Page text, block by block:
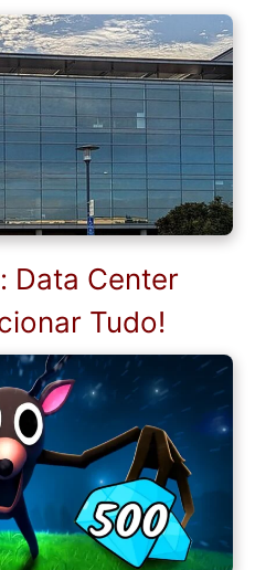
Data Center
Tudo!